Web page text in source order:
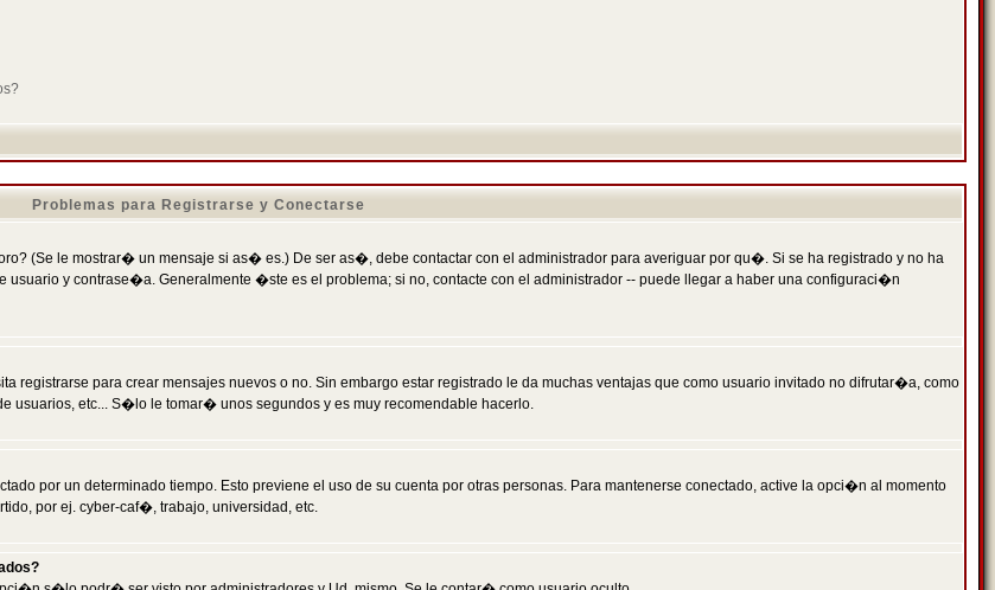
Problemas para Registrarse y Conectarse
(Se le mostrar� un mensaje si as� es.) De ser as�, debe contactar con el administrador para averiguar por qu�. Si se ha registrado y no ha
y contrase�a. Generalmente �ste es el problema; si no, contacte con el administrador -- puede llegar a haber una configuraci�n
registrarse para crear mensajes nuevos o no. Sin embargo estar registrado le da muchas ventajas que como usuario invitado no difrutar�a, como
etc... S�lo le tomar� unos segundos y es muy recomendable hacerlo.
por un determinado tiempo. Esto previene el uso de su cuenta por otras personas. Para mantenerse conectado, active la opci�n al momento
por ej. cyber-caf�, trabajo, universidad, etc.